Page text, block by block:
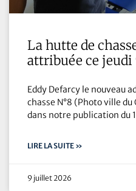
La hutte de
attribuée ce
Eddy Defarcy le nouveau
chasse N°8 (Photo ville
dans notre publication du
LIRE LA SUITE »
9 juillet 2026